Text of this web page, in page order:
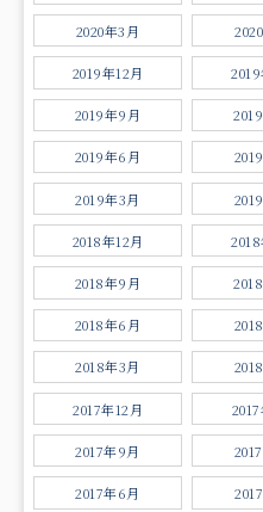
2020年3月
2019年12月 2019
2019年9月
2019年6月
2019年3月
2018年12月 2018
2018年9月
2018年6月
2018年3月
2017年12月 2017
2017年9月
2017年6月